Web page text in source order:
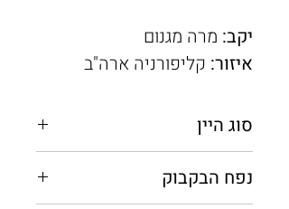
יקב: מרה מגנום
איזור: קליפורניה ארה"ב
סוג היין
נפח הבקבוק